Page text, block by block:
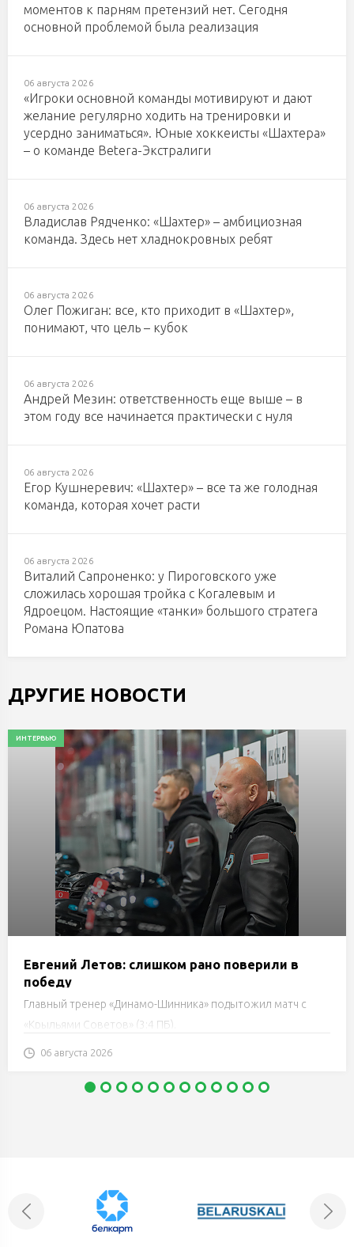
моментов к парням претензий нет. Сегодня
основной проблемой была реализация
06 августа 2026
«Игроки основной команды мотивируют и дают
желание регулярно ходить на тренировки и
усердно заниматься». Юные хоккеисты «Шахтера»
– о команде Betera-Экстралиги
06 августа 2026
Владислав Рядченко: «Шахтер» – амбициозная
команда. Здесь нет хладнокровных ребят
06 августа 2026
Олег Пожиган: все, кто приходит в «Шахтер»,
понимают, что цель – кубок
06 августа 2026
Андрей Мезин: ответственность еще выше – в
этом году все начинается практически с нуля
06 августа 2026
Егор Кушнеревич: «Шахтер» – все та же голодная
команда, которая хочет расти
06 августа 2026
Виталий Сапроненко: у Пироговского уже
сложилась хорошая тройка с Когалевым и
Ядроецом. Настоящие «танки» большого стратега
Романа Юпатова
ДРУГИЕ НОВОСТИ
ИНТЕРВЬЮ
Евгений Летов: слишком рано поверили в
победу
Главный тренер «Динамо-Шинника» подытожил матч с
«Крыльями Советов» (3:4 ПБ).
06 августа 2026